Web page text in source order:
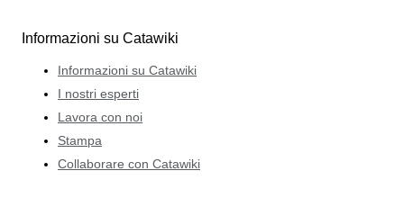
Informazioni su Catawiki
Informazioni su Catawiki
I nostri esperti
Lavora con noi
Stampa
Collaborare con Catawiki